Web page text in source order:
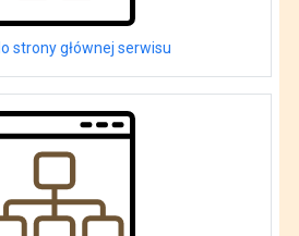
strony głównej serwisu